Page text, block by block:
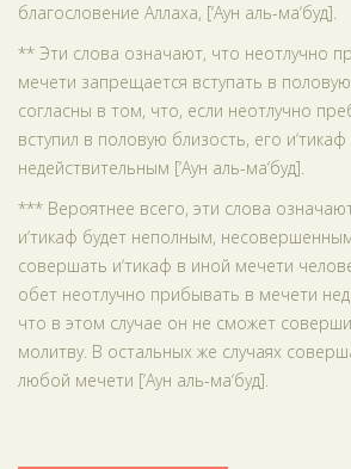
благословение Аллаха, [‘Аун аль-ма‘буд].
** Эти слова означают, что неотлучно
мечети запрещается вступать в
согласны в том, что, если неотлучно
вступил в половую близость, его
недействительным [‘Аун аль-ма‘буд].
*** Вероятнее всего, эти слова
и‘тикаф будет неполным,
совершать и‘тикаф в иной мечети
обет неотлучно прибывать в мечети
что в этом случае он не сможет
молитву. В остальных же случаях
любой мечети [‘Аун аль-ма‘буд].